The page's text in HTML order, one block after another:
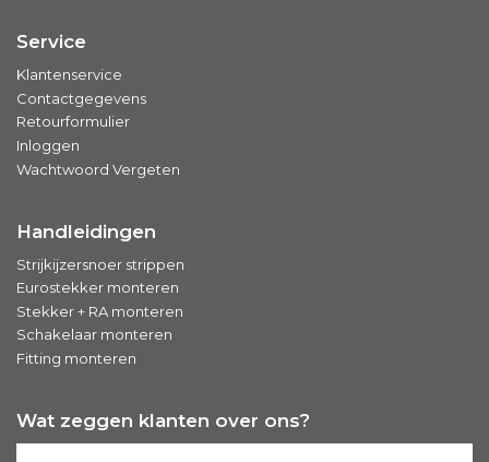
Service
Klantenservice
Contactgegevens
Retourformulier
Inloggen
Wachtwoord Vergeten
Handleidingen
Strijkijzersnoer strippen
Eurostekker monteren
Stekker + RA monteren
Schakelaar monteren
Fitting monteren
Wat zeggen klanten over ons?